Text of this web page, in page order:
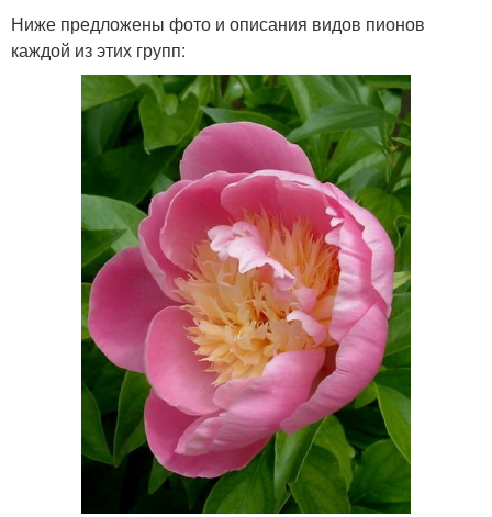
Ниже предложены фото и описания видов пионов
каждой из этих групп: